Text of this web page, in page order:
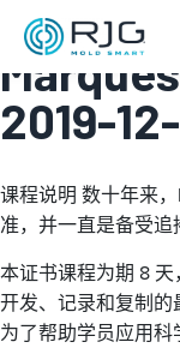
Master
2019-
课程说明 数十年来
准，并一直是备受追
本证书课程为期 8 天
开发、记录和复制的
为了帮助学员应用